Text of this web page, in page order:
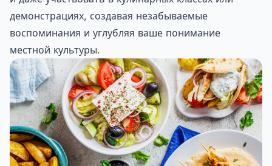
демонстрациях, создавая незабываемые
воспоминания и углубляя ваше понимание
местной культуры.